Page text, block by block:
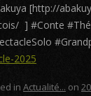
[http://
] #Conte
2025
in Actualité... on